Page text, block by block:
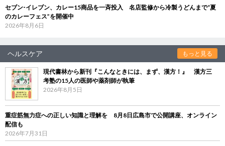
セブン‐イレブン、カレー15商品を一斉投入 名店監修から冷製うどんまで“夏
のカレーフェス”を開催中
2026年8月6日
ヘルスケア もっと見る
現代書林から新刊『こんなときには、まず、漢方！』 漢方三
考塾の15人の医師や薬剤師が執筆
2026年8月5日
重症筋無力症への正しい知識と理解を 8月8日広島市で公開講座、オンライン
配信も
2026年7月31日